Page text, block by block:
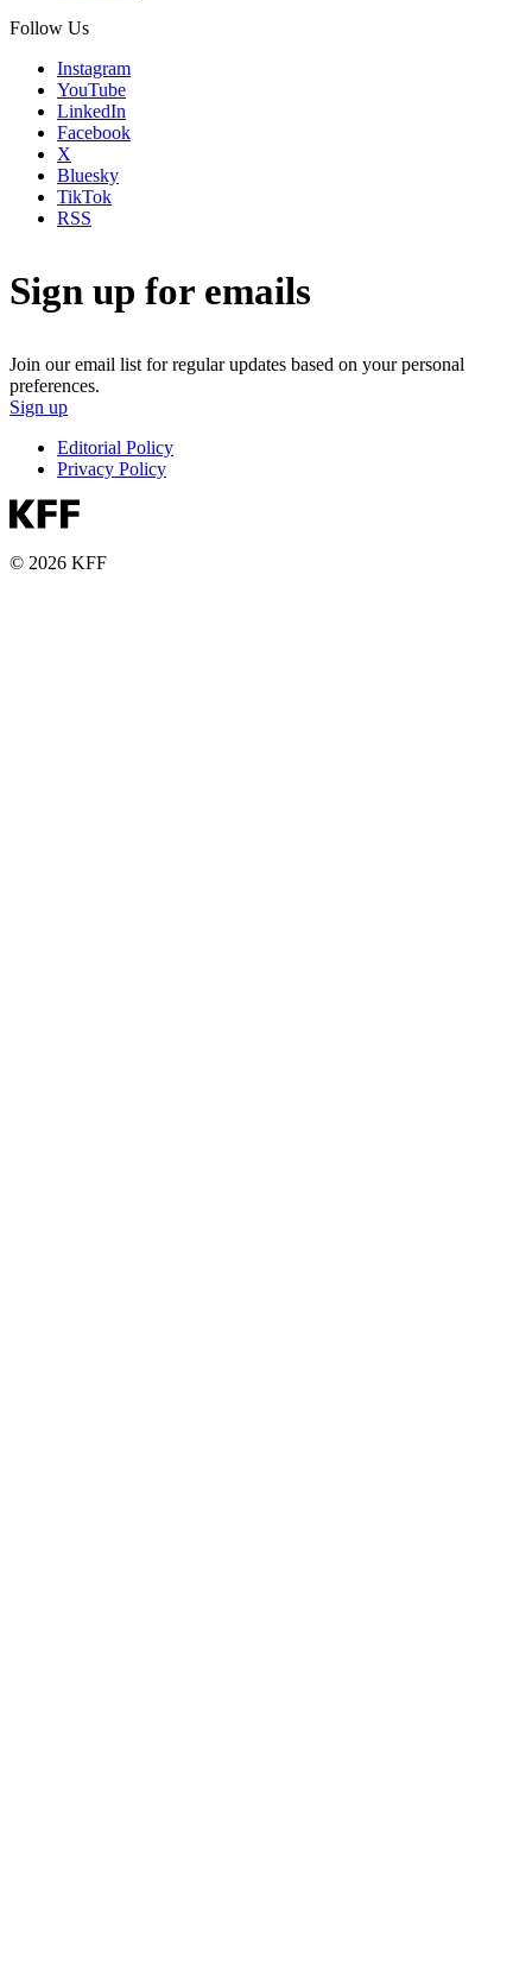
Follow Us
Instagram
YouTube
LinkedIn
Facebook
X
Bluesky
TikTok
RSS
Sign up for emails
Join our email list for regular updates based on your personal
preferences.
Sign up
Editorial Policy
Privacy Policy
© 2026 KFF